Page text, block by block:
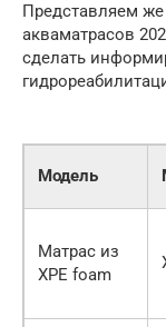
Представляем
акваматрасов
сделать
Модель
Матрас из
XPE foam